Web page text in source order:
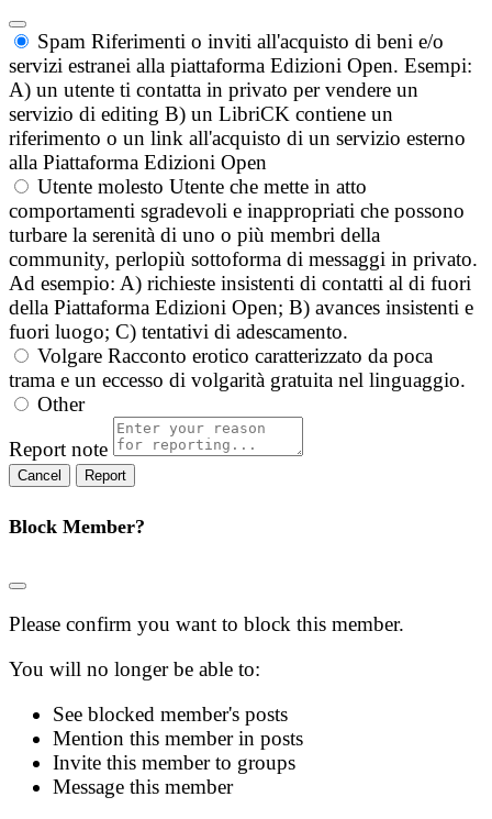
Spam Riferimenti o inviti all'acquisto di beni e/o
servizi estranei alla piattaforma Edizioni Open. Esempi:
A) un utente ti contatta in privato per vendere un
servizio di editing B) un LibriCK contiene un
riferimento o un link all'acquisto di un servizio esterno
alla Piattaforma Edizioni Open
Utente molesto Utente che mette in atto
comportamenti sgradevoli e inappropriati che possono
turbare la serenità di uno o più membri della
community, perlopiù sottoforma di messaggi in privato.
Ad esempio: A) richieste insistenti di contatti al di fuori
della Piattaforma Edizioni Open; B) avances insistenti e
fuori luogo; C) tentativi di adescamento.
Volgare Racconto erotico caratterizzato da poca
trama e un eccesso di volgarità gratuita nel linguaggio.
Other
Report note
Report
Block Member?
Please confirm you want to block this member.
You will no longer be able to:
See blocked member's posts
Mention this member in posts
Invite this member to groups
Message this member